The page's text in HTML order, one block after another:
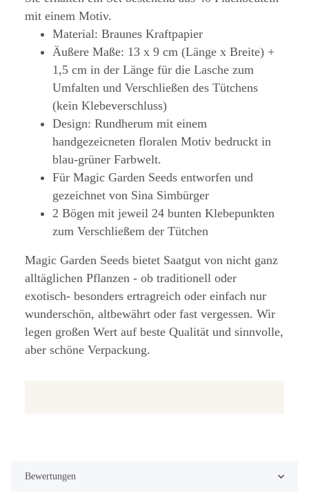
mit einem Motiv.
Material: Braunes Kraftpapier
Äußere Maße: 13 x 9 cm (Länge x Breite) +
1,5 cm in der Länge für die Lasche zum
Umfalten und Verschließen des Tütchens
(kein Klebeverschluss)
Design: Rundherum mit einem
handgezeicneten floralen Motiv bedruckt in
blau-grüner Farbwelt.
Für Magic Garden Seeds entworfen und
gezeichnet von Sina Simbürger
2 Bögen mit jeweil 24 bunten Klebepunkten
zum Verschließem der Tütchen
Magic Garden Seeds bietet Saatgut von nicht ganz
alltäglichen Pflanzen - ob traditionell oder
exotisch- besonders ertragreich oder einfach nur
wunderschön, altbewährt oder fast vergessen. Wir
legen großen Wert auf beste Qualität und sinnvolle,
aber schöne Verpackung.
Bewertungen